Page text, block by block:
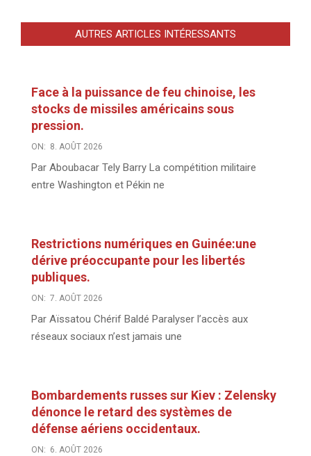
AUTRES ARTICLES INTÉRESSANTS
Face à la puissance de feu chinoise, les
stocks de missiles américains sous
pression.
ON: 8. AOÛT 2026
Par Aboubacar Tely Barry La compétition militaire
entre Washington et Pékin ne
Restrictions numériques en Guinée:une
dérive préoccupante pour les libertés
publiques.
ON: 7. AOÛT 2026
Par Aïssatou Chérif Baldé Paralyser l’accès aux
réseaux sociaux n’est jamais une
Bombardements russes sur Kiev : Zelensky
dénonce le retard des systèmes de
défense aériens occidentaux.
ON: 6. AOÛT 2026